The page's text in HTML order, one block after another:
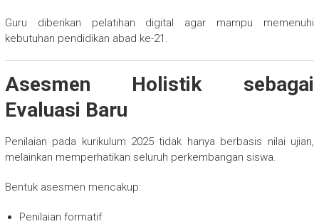
Guru diberikan pelatihan digital agar mampu memenuhi
kebutuhan pendidikan abad ke-21.
Asesmen Holistik sebagai
Evaluasi Baru
Penilaian pada kurikulum 2025 tidak hanya berbasis nilai ujian,
melainkan memperhatikan seluruh perkembangan siswa.
Bentuk asesmen mencakup:
Penilaian formatif